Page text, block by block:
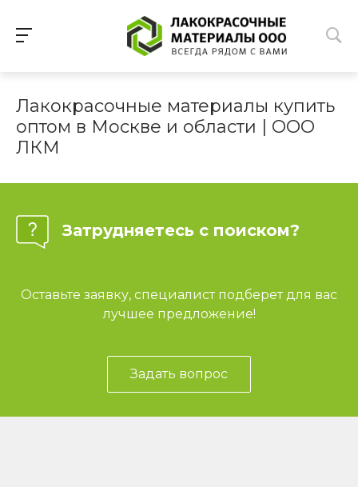
Лакокрасочные материалы купить
оптом в Москве и области | ООО
ЛКМ
Затрудняетесь с поиском?
Оставьте заявку, специалист подберет для вас
лучшее предложение!
Задать вопрос